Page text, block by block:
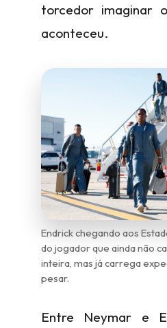
torcedor imaginar
aconteceu.
Endrick chegando aos
do jogador que ainda não
inteira, mas já carrega
pesar.
Entre Neymar e